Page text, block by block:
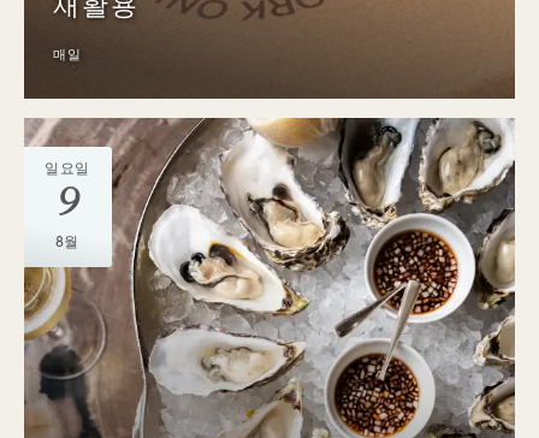
매일
일요일
9
8월